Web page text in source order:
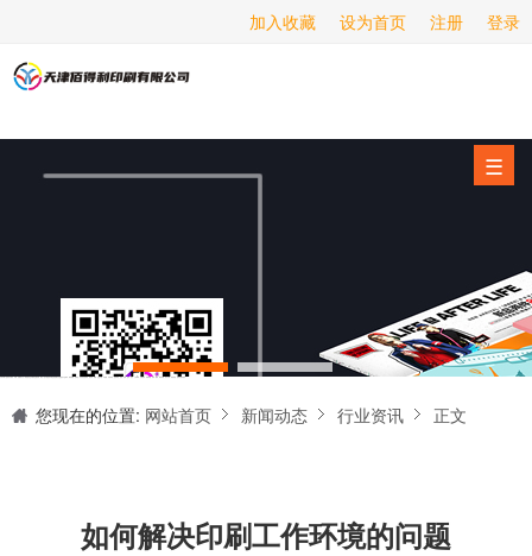
登录
注册
设为首页
加入收藏
☰
海报印刷
服务项目
新闻动态
关于我们
联系我们
您现在的位置: 网站首页 新闻动态 行业资讯 正文
如何解决印刷工作环境的问题